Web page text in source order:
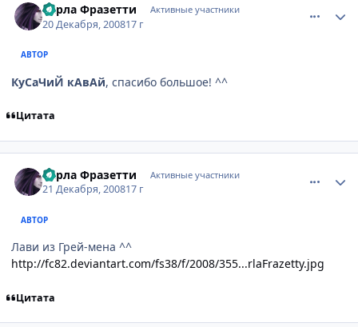
Карла Фразетти Активные участники
20 Декабря, 200817 г
АВТОР
КуСаЧиЙ кАвАй, спасибо большое! ^^
Цитата
Карла Фразетти Активные участники
21 Декабря, 200817 г
АВТОР
Лави из Грей-мена ^^
http://fc82.deviantart.com/fs38/f/2008/355...rlaFrazetty.jpg
Цитата